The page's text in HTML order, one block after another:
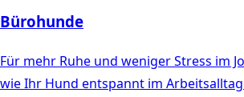
Bürohunde
Für mehr Ruhe und weniger Stress im
wie Ihr Hund entspannt im